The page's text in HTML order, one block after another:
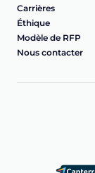
Carrières
Éthique
Modèle de RFP
Nous contacter